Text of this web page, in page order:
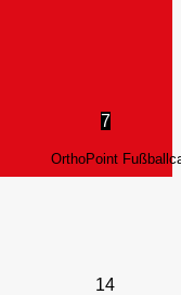
7
OrthoPoint
14